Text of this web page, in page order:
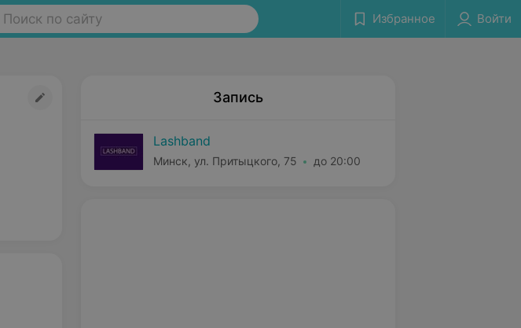
Поиск по сайту Избранное Войти
Запись
Lashband
Минск, ул. Притыцкого, 75 до 20:00